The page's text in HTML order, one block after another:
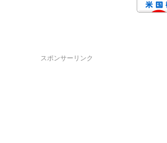
スポンサーリンク